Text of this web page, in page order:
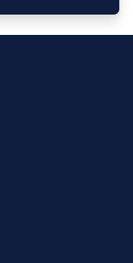
erkenne an, dass